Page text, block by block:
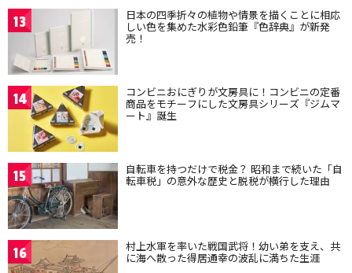
13 日本の四季折々の植物や情景を描くことに相応
しい色を集めた水彩色鉛筆『色辞典』が新発
売！
14 コンビニおにぎりが文房具に！コンビニの定番
商品をモチーフにした文房具シリーズ『ジムマ
ート』誕生
15 自転車を持つだけで税金？ 昭和まで続いた「自
転車税」の意外な歴史と脱税が横行した理由
16 村上水軍を率いた戦国武将！幼い弟を支え、共
に海へ散った得居通幸の波乱に満ちた生涯